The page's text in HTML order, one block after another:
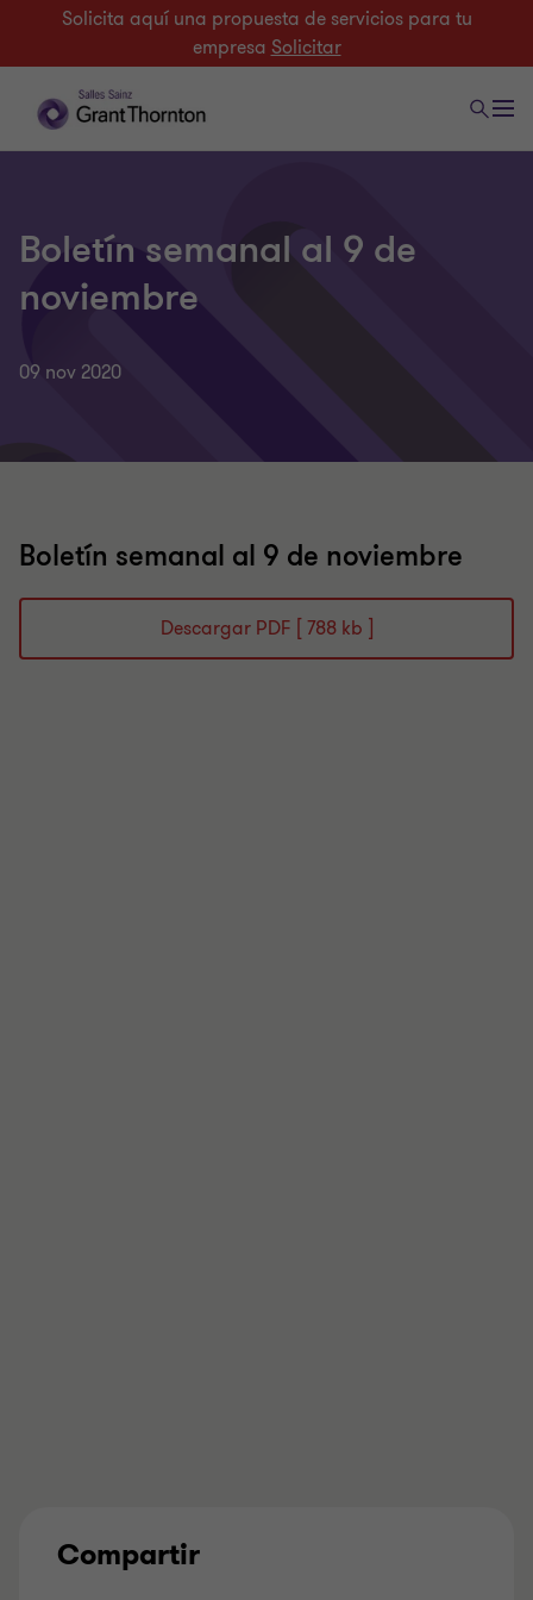
Solicita aquí una propuesta de servicios para tu
empresa Solicitar
Boletín semanal al 9 de
noviembre
09 nov 2020
Boletín semanal al 9 de noviembre
Descargar PDF [ 788 kb ]
Compartir